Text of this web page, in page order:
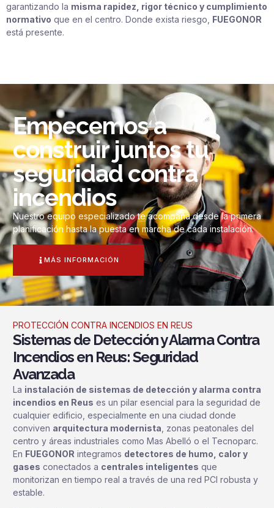
garantizando la misma rapidez, rigor técnico y cumplimiento
normativo que en el centro. Donde exista riesgo, FUEGONOR
está presente.
Empecemos a
construir juntos tu
seguridad contra
incendios
Nuestro equipo especializado te acompaña desde la primera
planificación hasta la puesta en marcha de cada instalación.
MÁS INFORMACIÓN
PROTECCIÓN CONTRA INCENDIOS EN REUS
Sistemas de Detección y Alarma Contra
Incendios en Reus: Seguridad
Avanzada
La instalación de sistemas de detección y alarma contra
incendios en Reus es un pilar esencial para la seguridad de
cualquier edificio, especialmente en una ciudad donde
conviven arquitectura modernista , zonas peatonales del
centro y áreas industriales como Mas Abelló o el Tecnoparc.
En FUEGONOR integramos detectores de humo, calor y
gases conectados a centrales inteligentes que
monitorizan en tiempo real a través de una red PCI robusta y
estable.